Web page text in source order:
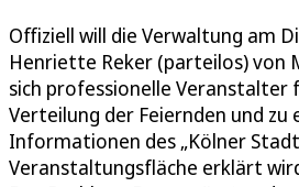
Offiziell will die Verwaltung am
Henriette Reker (parteilos) von
sich professionelle Veranstalter
Verteilung der Feiernden und
Informationen des „Kölner
Veranstaltungsfläche erklärt